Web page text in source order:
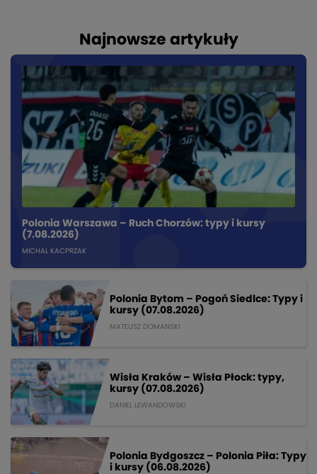
Najnowsze artykuły
Polonia Warszawa – Ruch Chorzów: typy i kursy
(7.08.2026)
MICHAL KACPRZAK
Polonia Bytom – Pogoń Siedlce: Typy i
kursy (07.08.2026)
MATEUSZ DOMANSKI
Wisła Kraków – Wisła Płock: typy,
kursy (07.08.2026)
DANIEL LEWANDOWSKI
Polonia Bydgoszcz – Polonia Piła: Typy
i kursy (06.08.2026)